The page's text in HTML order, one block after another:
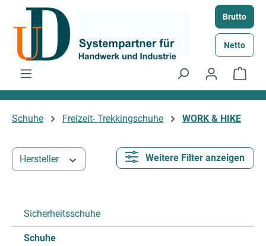
Zum Hauptinhalt springen Brutto
Netto
Schuhe Freizeit- Trekkingschuhe WORK & HIKE
Hersteller Weitere Filter anzeigen
Sicherheitsschuhe
Schuhe